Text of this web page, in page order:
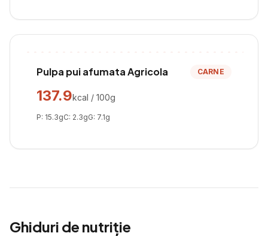
Pulpa pui afumata Agricola CARNE
137.9kcal / 100g
P: 15.3gC: 2.3gG: 7.1g
Ghiduri de nutriție